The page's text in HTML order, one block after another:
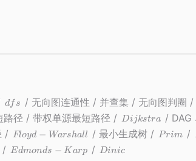
df s / 无向图连通性 / 并查集 / 无向图判圈
径 / 带权单源最短路径 / Dijkstra
/ DAG
/ Floyd − Warshall / 最小生成树 / Prim /
/ Edmonds − K arp / Dinic